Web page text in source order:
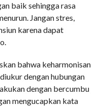
baik sehingga rasa
Jangan stres,
karena dapat
bahwa keharmonisan
dengan hubungan
dengan bercumbu
mengucapkan kata